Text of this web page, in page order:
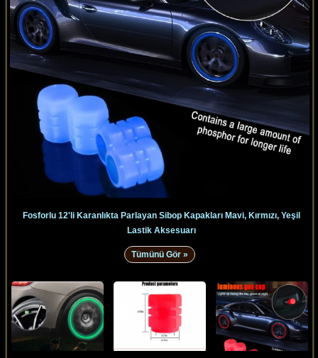
Fosforlu 12'li Karanlıkta Parlayan Sibop Kapakları Mavi, Kırmızı, Yeşil
Lastik Aksesuarı
Tümünü Gör »